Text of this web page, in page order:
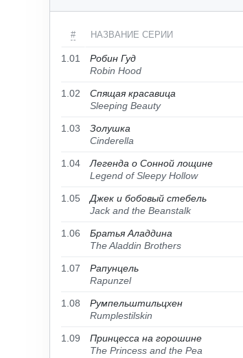
# НАЗВАНИЕ СЕРИИ
1.01
Робин Гуд
Robin Hood
1.02
Спящая красавица
Sleeping Beauty
1.03
Золушка
Cinderella
1.04
Легенда о Сонной лощине
Legend of Sleepy Hollow
1.05
Джек и бобовый стебель
Jack and the Beanstalk
1.06
Братья Аладдина
The Aladdin Brothers
1.07
Рапунцель
Rapunzel
1.08
Румпельштильцхен
Rumplestilskin
1.09
Принцесса на горошине
The Princess and the Pea